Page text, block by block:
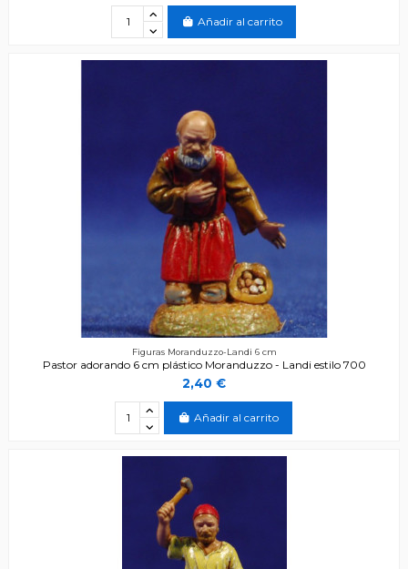
Añadir al carrito
Figuras Moranduzzo-Landi 6 cm
Pastor adorando 6 cm plástico Moranduzzo - Landi estilo 700
2,40 €
Añadir al carrito